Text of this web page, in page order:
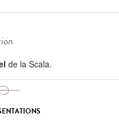
de la Scala.